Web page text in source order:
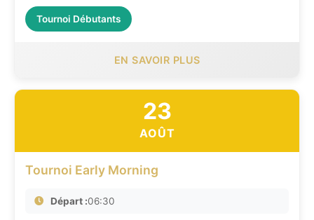
Tournoi Débutants
EN SAVOIR PLUS
23
AOÛT
Tournoi Early Morning
Départ :06:30